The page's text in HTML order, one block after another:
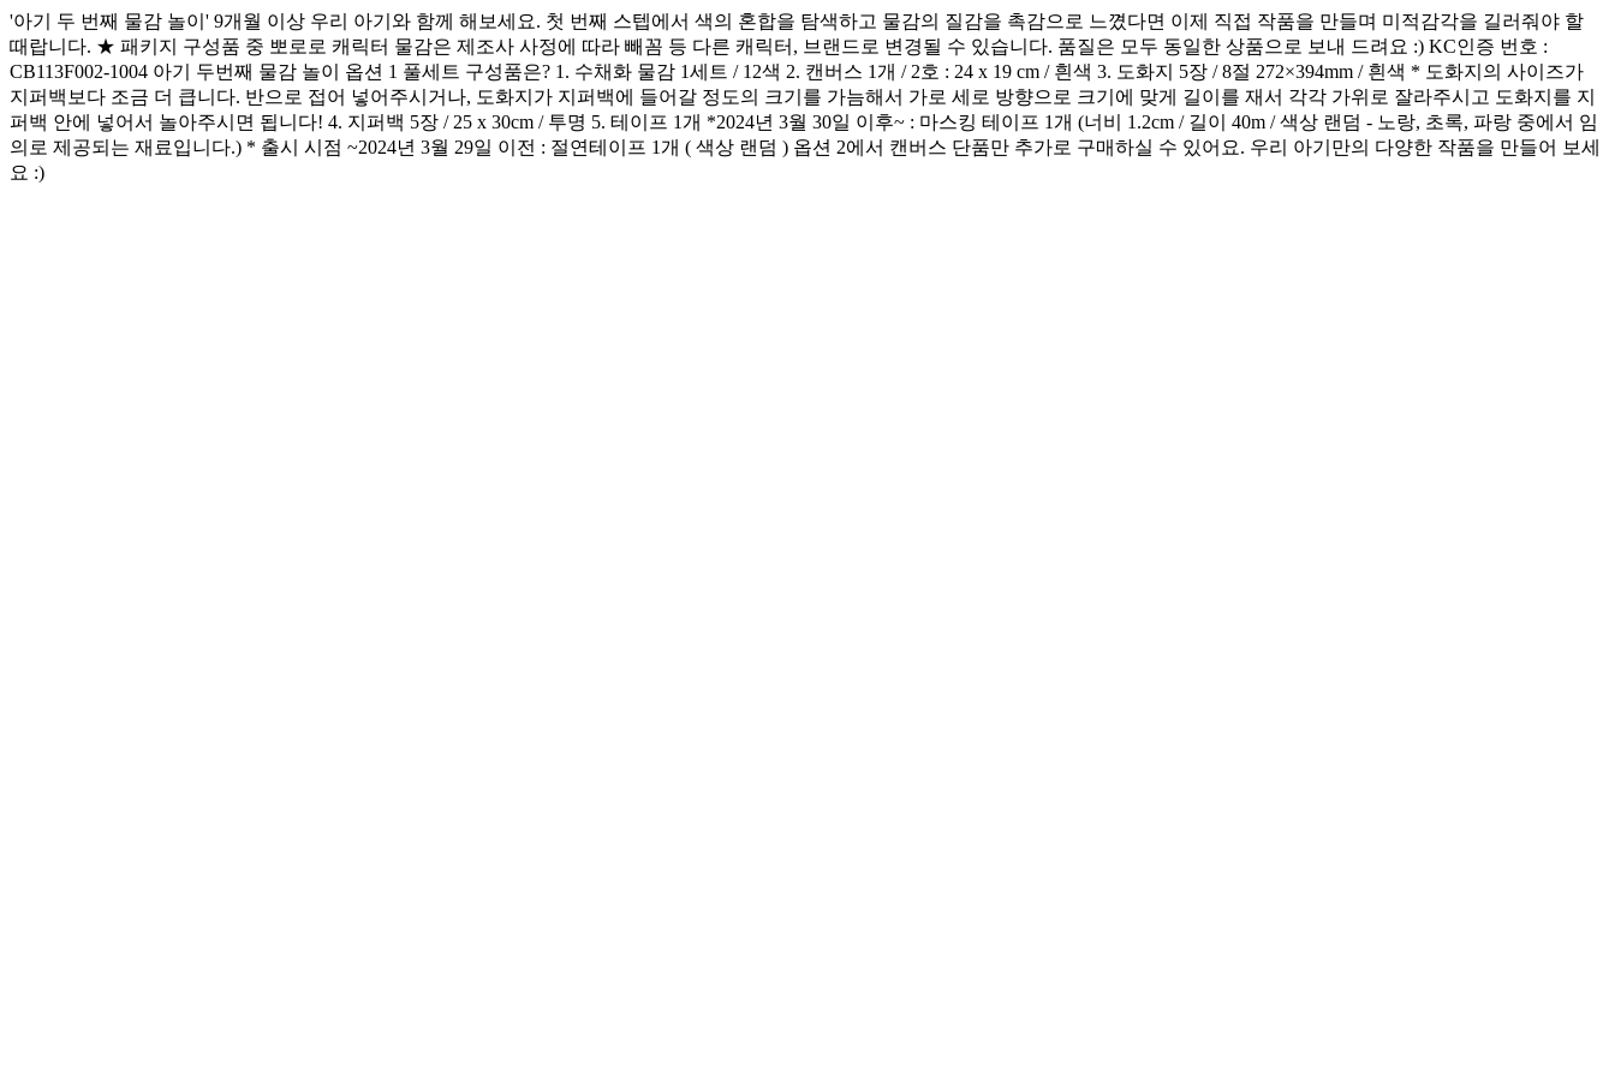
'아기 두 번째 물감 놀이' 9개월 이상 우리 아기와 함께 해보세요. 첫 번째 스텝에서 색의 혼합을 탐색하고 물감의 질감을 촉감으로 느꼈다면 이제 직접 작품을 만들며 미적감각을 길러줘야 할
때랍니다. ★ 패키지 구성품 중 뽀로로 캐릭터 물감은 제조사 사정에 따라 빼꼼 등 다른 캐릭터, 브랜드로 변경될 수 있습니다. 품질은 모두 동일한 상품으로 보내 드려요 :) KC인증 번호 :
CB113F002-1004 아기 두번째 물감 놀이 옵션 1 풀세트 구성품은? 1. 수채화 물감 1세트 / 12색 2. 캔버스 1개 / 2호 : 24 x 19 cm / 흰색 3. 도화지 5장 / 8절 272×394mm / 흰색 * 도화지의 사이즈가
지퍼백보다 조금 더 큽니다. 반으로 접어 넣어주시거나, 도화지가 지퍼백에 들어갈 정도의 크기를 가늠해서 가로 세로 방향으로 크기에 맞게 길이를 재서 각각 가위로 잘라주시고 도화지를 지
퍼백 안에 넣어서 놀아주시면 됩니다! 4. 지퍼백 5장 / 25 x 30cm / 투명 5. 테이프 1개 *2024년 3월 30일 이후~ : 마스킹 테이프 1개 (너비 1.2cm / 길이 40m / 색상 랜덤 - 노랑, 초록, 파랑 중에서 임
의로 제공되는 재료입니다.) * 출시 시점 ~2024년 3월 29일 이전 : 절연테이프 1개 ( 색상 랜덤 ) 옵션 2에서 캔버스 단품만 추가로 구매하실 수 있어요. 우리 아기만의 다양한 작품을 만들어 보세
요 :)